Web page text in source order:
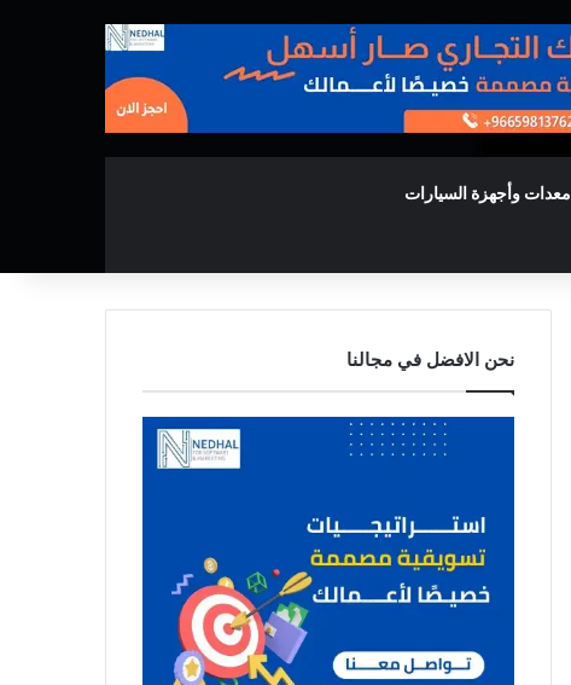
معدات وأجهزة السيارات
نحن الافضل في مجالنا